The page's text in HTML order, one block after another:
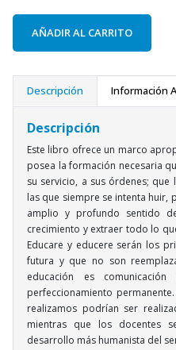
AÑADIR AL CARRITO
Descripción Información
Descripción
Este libro ofrece un marco
posea la formación necesaria
su servicio, a sus órdenes; que
las que siempre se intenta huir,
amplio y profundo sentido
crecimiento y extraer todo lo
Educare y educere serán los
futura y que no son
educación es
perfeccionamiento
realizamos podrían ser
mientras que los docentes
desarrollo más humanista del